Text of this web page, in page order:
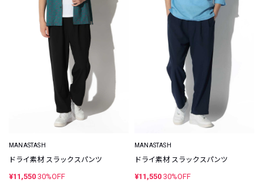
MANASTASH
ドライ素材 スラックスパンツ
¥11,550 30%OFF
MANASTASH
ドライ素材 スラックスパンツ
¥11,550 30%OFF